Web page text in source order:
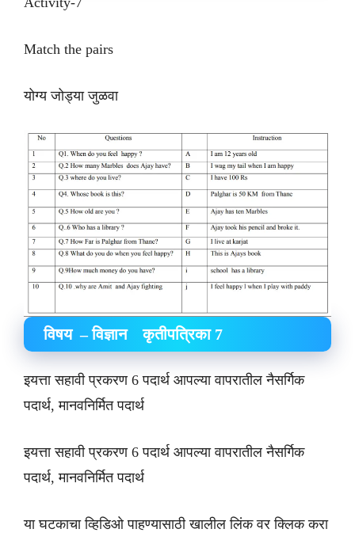
Match the pairs
योग्य जोड्या जुळवा
विषय – विज्ञान कृतीपत्रिका 7
इयत्ता सहावी प्रकरण 6 पदार्थ आपल्या वापरातील नैसर्गिक
पदार्थ, मानवनिर्मित पदार्थ
इयत्ता सहावी प्रकरण 6 पदार्थ आपल्या वापरातील नैसर्गिक
पदार्थ, मानवनिर्मित पदार्थ
या घटकाचा व्हिडिओ पाहण्यासाठी खालील लिंक वर क्लिक करा